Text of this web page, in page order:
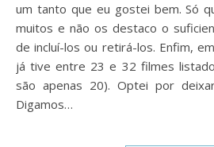
um tanto que eu gostei bem. Só
muitos e não os destaco o
de incluí-los ou retirá-los. Enfim,
já tive entre 23 e 32 filmes
são apenas 20). Optei por
Digamos…